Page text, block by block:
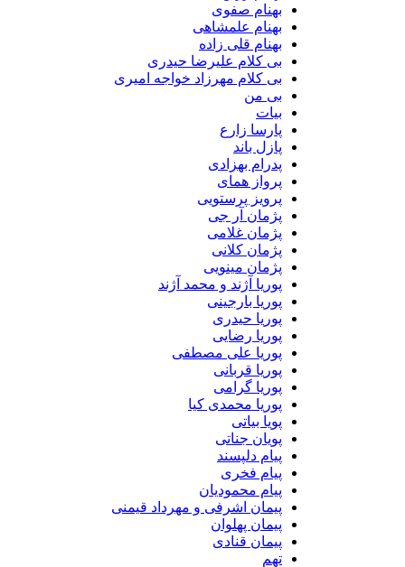
بهنام صفوی
بهنام علمشاهی
بهنام قلی زاده
بی کلام علیرضا حیدری
بی کلام مهرزاد خواجه امیری
بی من
بیات
پارسا زارع
پازل باند
پدرام بهزادی
پرواز همای
پرویز پرستویی
پژمان آر جی
پژمان غلامی
پژمان کلانی
پژمان مینویی
پوریا آژند و محمد آژند
پوریا بارجینی
پوریا حیدری
پوریا رضایی
پوریا علی مصطفی
پوریا قربانی
پوریا گرامی
پوریا محمدی کیا
پویا بیاتی
پویان جناتی
پیام دلپسند
پیام فخری
پیام محمودیان
پیمان اشرفی و مهرداد قیمنی
پیمان پهلوان
پیمان قنادی